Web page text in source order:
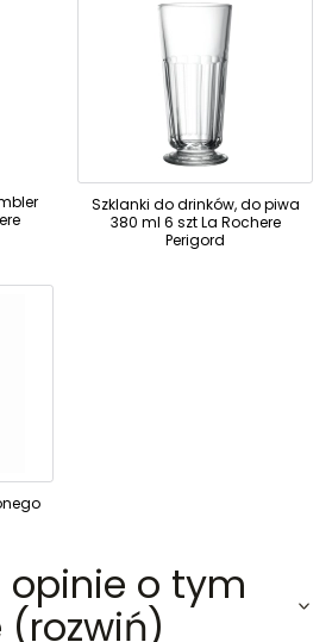
Szklanki do drinków, do piwa
380 ml 6 szt La Rochere
Perigord
opinie o tym